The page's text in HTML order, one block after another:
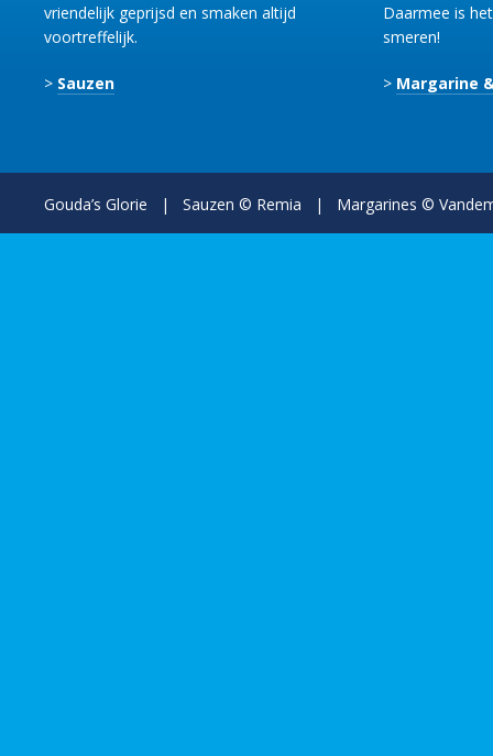
vriendelijk geprijsd en smaken altijd
voortreffelijk.
> Sauzen
Daarmee is
smeren!
> Margarine
Gouda’s Glorie | Sauzen © Remia | Margarines ©